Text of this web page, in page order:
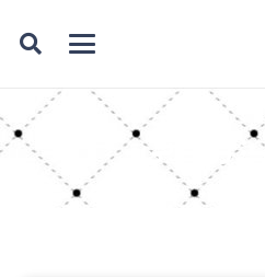
روحانی